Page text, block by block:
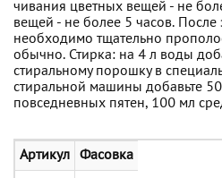
чивания цветных вещей - не
вещей - не более 5 часов. После
необходимо тщательно
обычно. Стирка: на 4 л воды
стиральному порошку в
стиральной машины добавьте
повседневных пятен, 100 мл
Артикул Фасовка